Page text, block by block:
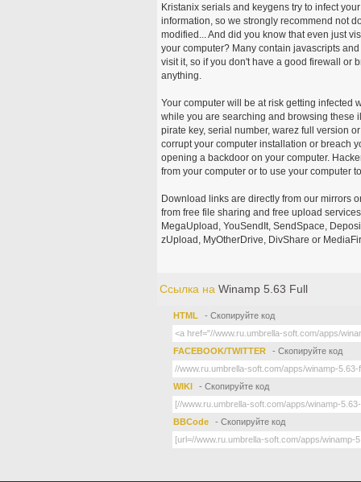
Kristanix serials and keygens try to infect
information, so we strongly recommend not
modified... And did you know that even just
your computer? Many contain javascripts
visit it, so if you don't have a good firewall or
anything.
Your computer will be at risk getting infected
while you are searching and browsing these
pirate key, serial number, warez full version
corrupt your computer installation or breach
opening a backdoor on your computer.
from your computer or to use your computer
Download links are directly from our mirrors
from free file sharing and free upload
MegaUpload, YouSendIt, SendSpace,
zUpload, MyOtherDrive, DivShare or
Ссылка на Winamp 5.63 Full
HTML - Скопируйте код
FACEBOOK/TWITTER - Скопируйте код
WIKI - Скопируйте код
BBCode - Скопируйте код